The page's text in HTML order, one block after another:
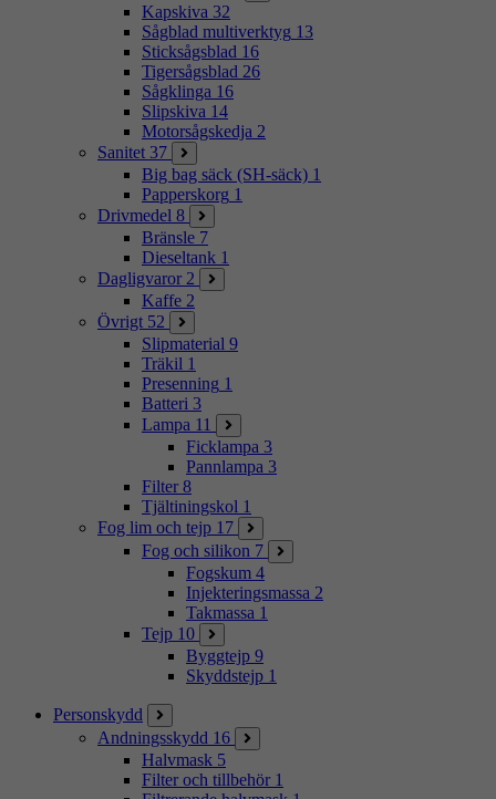
Kapskiva 32
Sågblad multiverktyg 13
Sticksågsblad 16
Tigersågsblad 26
Sågklinga 16
Slipskiva 14
Motorsågskedja 2
Sanitet 37
Big bag säck (SH-säck) 1
Papperskorg 1
Drivmedel 8
Bränsle 7
Dieseltank 1
Dagligvaror 2
Kaffe 2
Övrigt 52
Slipmaterial 9
Träkil 1
Presenning 1
Batteri 3
Lampa 11
Ficklampa 3
Pannlampa 3
Filter 8
Tjältiningskol 1
Fog lim och tejp 17
Fog och silikon 7
Fogskum 4
Injekteringsmassa 2
Takmassa 1
Tejp 10
Byggtejp 9
Skyddstejp 1
Personskydd
Andningsskydd 16
Halvmask 5
Filter och tillbehör 1